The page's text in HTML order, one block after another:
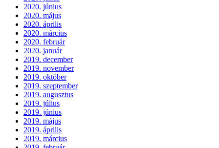
2020. június
2020. május
2020. április
2020. március
2020. február
2020. január
2019. december
2019. november
2019. október
2019. szeptember
2019. augusztus
2019. július
2019. június
2019. május
2019. április
2019. március